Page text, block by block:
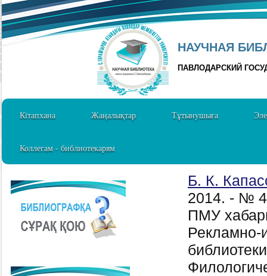
НАУЧНАЯ
ПАВЛОДАРСКИЙ
Кітапхана Жаңалықтар Тұтынушыға
Коллегам - библиотекарям
Б. К.
2014. - №
ПМУ
Рекламно-